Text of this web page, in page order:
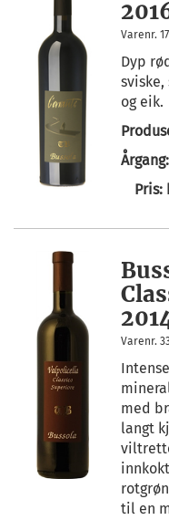
Varenr.
Dyp
sviske,
og eik.
Årgang:
Pris:
Varenr.
med
langt
til en